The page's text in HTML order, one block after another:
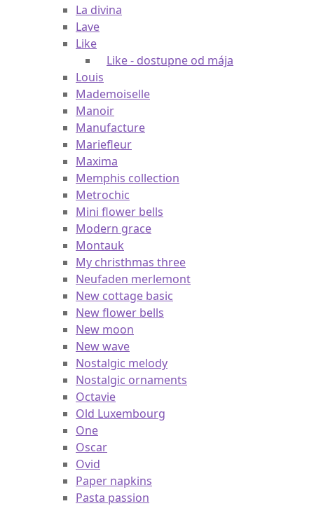
Chateau septfontaines
La classica
La divina
Lave
Like
Like - dostupne od mája
Louis
Mademoiselle
Manoir
Manufacture
Mariefleur
Maxima
Memphis collection
Metrochic
Mini flower bells
Modern grace
Montauk
My christhmas three
Neufaden merlemont
New cottage basic
New flower bells
New moon
New wave
Nostalgic melody
Nostalgic ornaments
Octavie
Old Luxembourg
One
Oscar
Ovid